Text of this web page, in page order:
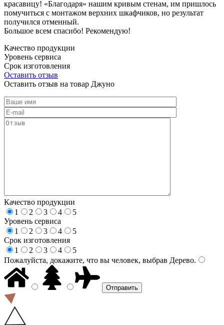
красавицу! «Благодаря» нашим кривым стенам, им пришлось
помучиться с монтажом верхних шкафчиков, но результат
получился отменный.
Большое всем спасибо! Рекомендую!
Качество продукции
Уровень сервиса
Срок изготовления
Оставить отзыв
Оставить отзыв на товар Джуно
Качество продукции
1
2 3 4
5
Уровень сервиса
1
2 3 4
5
Срок изготовления
1
2 3 4
5
Пожалуйста, докажите, что вы человек, выбрав Дерево.